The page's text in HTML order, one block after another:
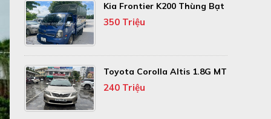
Kia Frontier K200 Thùng Bạt
350 Triệu
Toyota Corolla Altis 1.8G MT
240 Triệu